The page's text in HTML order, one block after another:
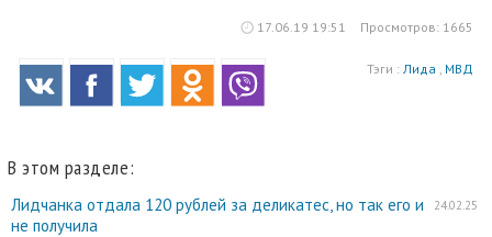
17.06.19 19:51 Просмотров: 1665
Тэги : Лида МВД
В этом разделе:
24.02.25
Лидчанка отдала 120 рублей за деликатес, но так его и
не получила